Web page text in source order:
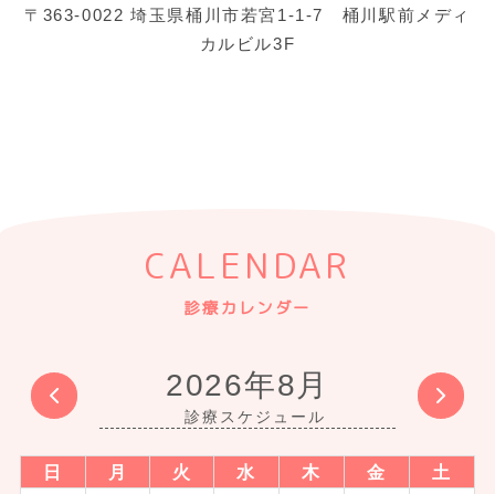
〒363-0022 埼玉県桶川市若宮1-1-7 桶川駅前メディ
カルビル3F
CALENDAR
診療カレンダー
2026年8月
日 月 火 水 木 金
土